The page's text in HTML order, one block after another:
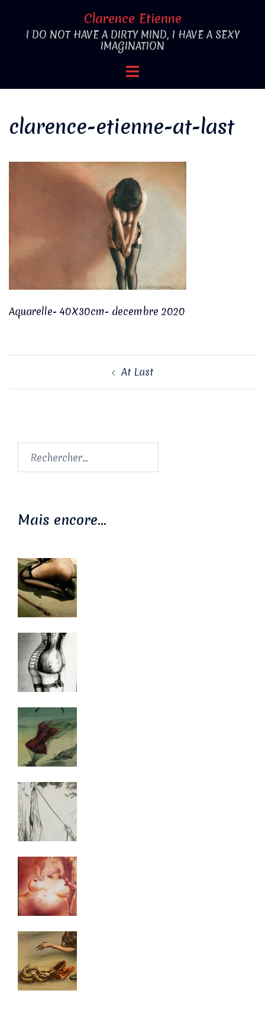
contenu
Clarence Etienne
I DO NOT HAVE A DIRTY MIND, I HAVE A SEXY
IMAGINATION
Ouvrir/fermer
clarence-etienne-at-last
Aquarelle- 40X30cm- decembre 2020
At Last
Rechercher :
Mais encore…